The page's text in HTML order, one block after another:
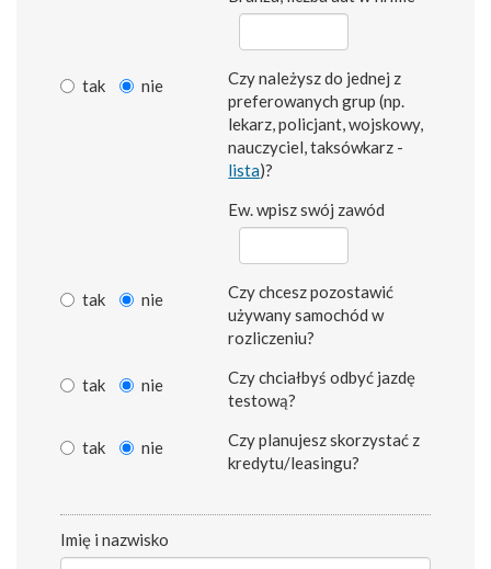
tak nie
Czy należysz do jednej z
preferowanych grup (np.
lekarz, policjant, wojskowy,
nauczyciel, taksówkarz -
lista)?
Ew. wpisz swój zawód
tak nie
Czy chcesz pozostawić
używany samochód w
rozliczeniu?
tak nie
Czy chciałbyś odbyć jazdę
testową?
tak nie
Czy planujesz skorzystać z
kredytu/leasingu?
Imię i nazwisko